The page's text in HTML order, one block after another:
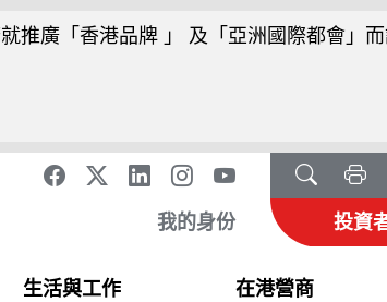
推廣「香港品牌 」 及「亞洲國際都會」
我的身份 投資
生活與工作 在港營商